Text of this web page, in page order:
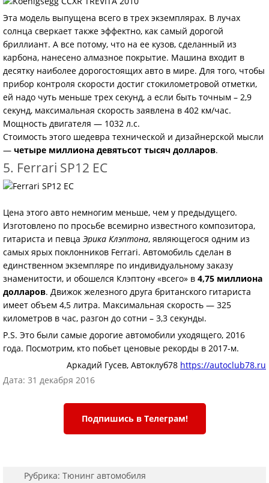
Эта модель выпущена всего в трех экземплярах. В лучах
солнца сверкает также эффектно, как самый дорогой
бриллиант. А все потому, что на ее кузов, сделанный из
карбона, нанесено алмазное покрытие. Машина входит в
десятку наиболее дорогостоящих авто в мире. Для того, чтобы
прибор контроля скорости достиг стокилометровой отметки,
ей надо чуть меньше трех секунд, а если быть точным – 2,9
секунд, максимальная скорость заявлена в 402 км/час.
Мощность двигателя — 1032 л.с.
Стоимость этого шедевра технической и дизайнерской мысли
— четыре миллиона девятьсот тысяч долларов.
5. Ferrari SP12 EC
Цена этого авто немногим меньше, чем у предыдущего.
Изготовлено по просьбе всемирно известного композитора,
гитариста и певца Эрика Клэптона, являющегося одним из
самых ярых поклонников Ferrari. Автомобиль сделан в
единственном экземпляре по индивидуальному заказу
знаменитости, и обошелся Клэптону «всего» в 4,75 миллиона
долларов. Движок железного друга британского гитариста
имеет объем 4,5 литра. Максимальная скорость — 325
километров в час, разгон до сотни – 3,3 секунды.
P.S. Это были самые дорогие автомобили уходящего, 2016
года. Посмотрим, кто побьет ценовые рекорды в 2017-м.
Аркадий Гусев, Автоклуб78 https://autoclub78.ru
Дата: 31 декабря 2016
Подпишись в Телеграм!
Рубрика: Тюнинг автомобиля